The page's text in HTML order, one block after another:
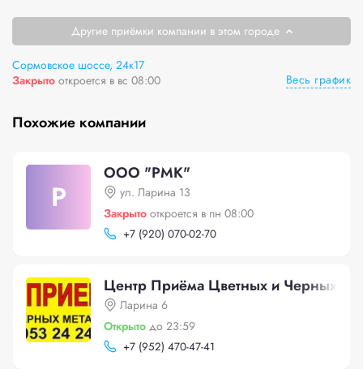
Другие приёмки компании в этом городе
Сормовское шоссе, 24к17
Закрыто откроется в вс 08:00 Весь график
Похожие компании
Р
ООО "РМК"
ул. Ларина 13
Закрыто откроется в пн 08:00
+7 (920) 070-02-70
Центр Приёма Цветных и Черных
Ларина 6
Открыто до 23:59
+7 (952) 470-47-41